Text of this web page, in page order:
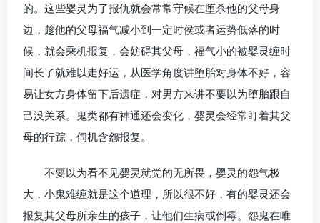
的。这些婴灵为了报仇就会常常守候在堕杀他的父母身
边，趁他的父母福气减小到一定时侯或者运势低落的时
候，就会乘机报复，会妨碍其父母，福气小的被婴灵缠时
间长了就难以走好运，从医学角度讲堕胎对身体不好，容
易让女方身体留下后遗症，对男方来讲不要以为堕胎跟自
己没关系。鬼类都有神通还会变化，婴灵会经常盯着其父
母的行踪，伺机含怨报复。
不要以为看不见婴灵就觉的无所畏，婴灵的怨气极
大，小鬼难缠就是这个道理，所以很不好，有的婴灵还会
报复其父母所亲生的孩子，让他们生病或倒霉。怨鬼在唯